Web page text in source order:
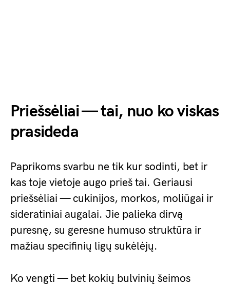
Priešsėliai — tai, nuo ko viskas
prasideda
Paprikoms svarbu ne tik kur sodinti, bet ir
kas toje vietoje augo prieš tai. Geriausi
priešsėliai — cukinijos, morkos, moliūgai ir
sideratiniai augalai. Jie palieka dirvą
puresnę, su geresne humuso struktūra ir
mažiau specifinių ligų sukėlėjų.
Ko vengti — bet kokių bulvinių šeimos